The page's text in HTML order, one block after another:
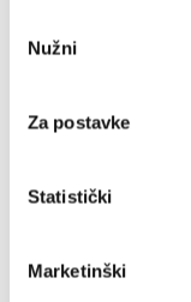
pristanka
Nužni
Za postavke
Statistički
Marketinški